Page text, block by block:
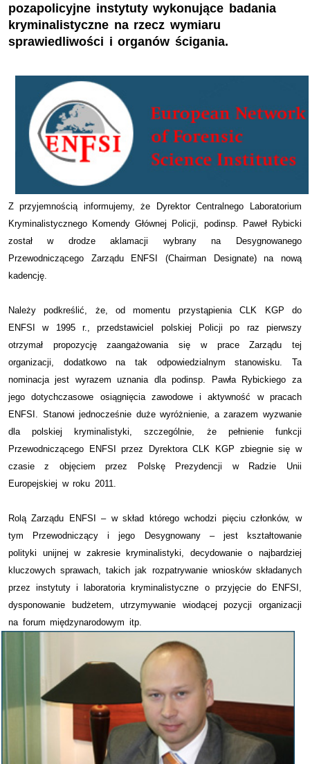
pozapolicyjne instytuty wykonujące badania
kryminalistyczne na rzecz wymiaru
sprawiedliwości i organów ścigania.
Z przyjemnością informujemy, że Dyrektor Centralnego Laboratorium
Kryminalistycznego Komendy Głównej Policji, podinsp. Paweł Rybicki
został w drodze aklamacji wybrany na Desygnowanego
Przewodniczącego Zarządu ENFSI (Chairman Designate) na nową
kadencję.
Należy podkreślić, że, od momentu przystąpienia CLK KGP do
ENFSI w 1995 r., przedstawiciel polskiej Policji po raz pierwszy
otrzymał propozycję zaangażowania się w prace Zarządu tej
organizacji, dodatkowo na tak odpowiedzialnym stanowisku. Ta
nominacja jest wyrazem uznania dla podinsp. Pawła Rybickiego za
jego dotychczasowe osiągnięcia zawodowe i aktywność w pracach
ENFSI. Stanowi jednocześnie duże wyróżnienie, a zarazem wyzwanie
dla polskiej kryminalistyki, szczególnie, że pełnienie funkcji
Przewodniczącego ENFSI przez Dyrektora CLK KGP zbiegnie się w
czasie z objęciem przez Polskę Prezydencji w Radzie Unii
Europejskiej w roku 2011.
Rolą Zarządu ENFSI – w skład którego wchodzi pięciu członków, w
tym Przewodniczący i jego Desygnowany – jest kształtowanie
polityki unijnej w zakresie kryminalistyki, decydowanie o najbardziej
kluczowych sprawach, takich jak rozpatrywanie wniosków składanych
przez instytuty i laboratoria kryminalistyczne o przyjęcie do ENFSI,
dysponowanie budżetem, utrzymywanie wiodącej pozycji organizacji
na forum międzynarodowym itp.